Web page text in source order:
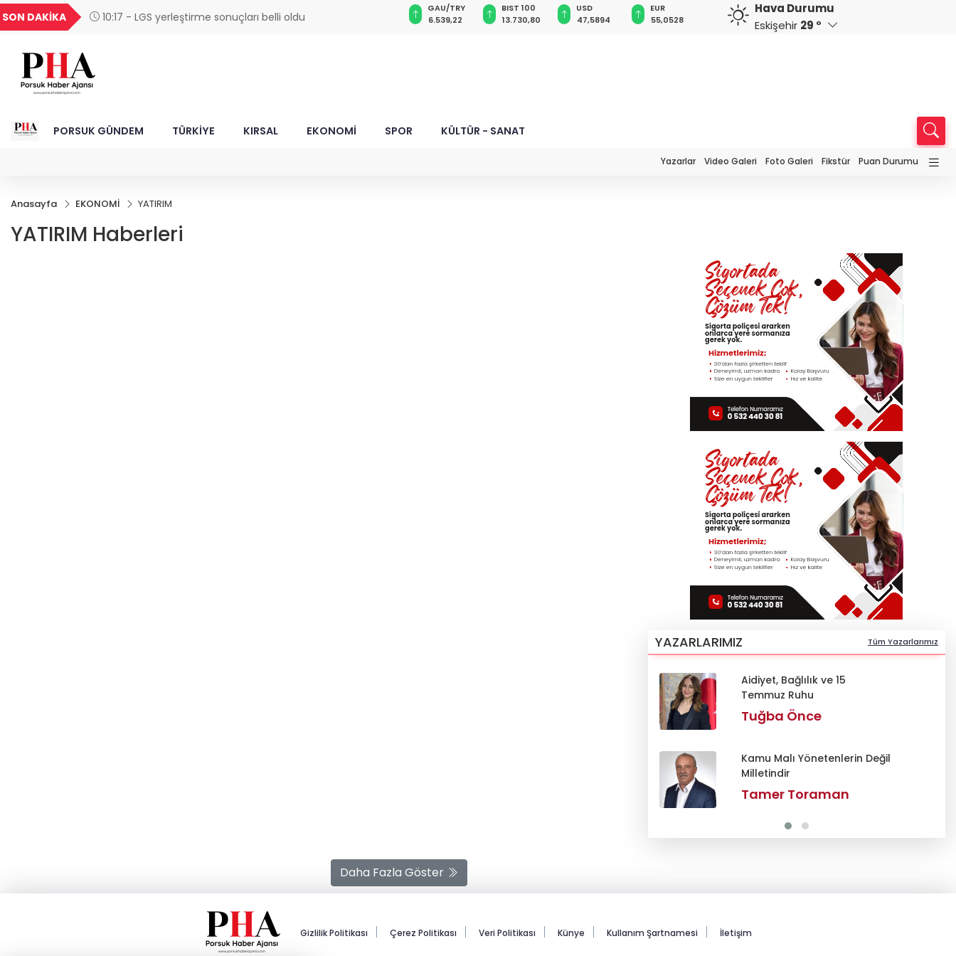
SON DAKİKA 10:17 - LGS yerleştirme sonuçları belli oldu
UYU
1,1856
18,1986
16,2477
28,0626
GAU/TRY
6.539,22
BIST 100
13.730,80
USD
47,5894
EUR
55,0528
GBP
64,2154
CHF
58,8394
Hava Durumu
Eskişehir 29 °
PORSUK GÜNDEM TÜRKİYE KIRSAL EKONOMİ SPOR KÜLTÜR - SANAT
Yazarlar Video Galeri Foto Galeri Fikstür Puan Durumu
Anasayfa EKONOMİ YATIRIM
YATIRIM Haberleri
YAZARLARIMIZ Tüm Yazarlarımız
Aidiyet, Bağlılık ve 15
Temmuz Ruhu
Tuğba Önce
Kamu Malı Yönetenlerin Değil
Milletindir
Tamer Toraman
Daha Fazla Göster
Gizlilik Politikası Çerez Politikası Veri Politikası Künye Kullanım Şartnamesi İletişim